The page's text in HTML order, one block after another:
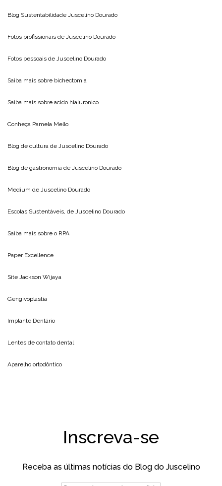
Blog Sustentabilidade Juscelino Dourado
Fotos profissionais de Juscelino Dourado
Fotos pessoais de Juscelino Dourado
Saiba mais sobre bichectomia
Saiba mais sobre acido hialuronico
Conheça Pamela Mello
Blog de cultura de Juscelino Dourado
Blog de gastronomia de Juscelino Dourado
Medium de Juscelino Dourado
Escolas Sustentáveis, de Juscelino Dourado
Saiba mais sobre o RPA
Paper Excellence
Site Jackson Wijaya
Gengivoplastia
Implante Dentário
Lentes de contato dental
Aparelho ortodôntico
Inscreva-se
Receba as últimas notícias do Blog do Juscelino